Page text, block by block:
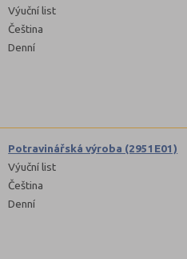
Výuční list
Čeština
Denní
Potravinářská výroba (2951E01)
Výuční list
Čeština
Denní